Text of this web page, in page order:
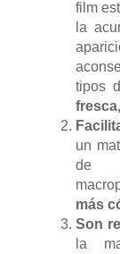
film
la
tipos
un
de
más
Son
la